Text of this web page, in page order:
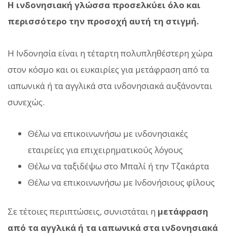
Η ινδονησιακή γλώσσα προσελκύει όλο και
περισσότερο την προσοχή αυτή τη στιγμή.
Η Ινδονησία είναι η τέταρτη πολυπληθέστερη χώρα
στον κόσμο και οι ευκαιρίες για μετάφραση από τα
ιαπωνικά ή τα αγγλικά στα ινδονησιακά αυξάνονται
συνεχώς.
Θέλω να επικοινωνήσω με ινδονησιακές
εταιρείες για επιχειρηματικούς λόγους
Θέλω να ταξιδέψω στο Μπαλί ή την Τζακάρτα
Θέλω να επικοινωνήσω με Ινδονήσιους φίλους
Σε τέτοιες περιπτώσεις, συνιστάται η μετάφραση
από τα αγγλικά ή τα ιαπωνικά στα ινδονησιακά